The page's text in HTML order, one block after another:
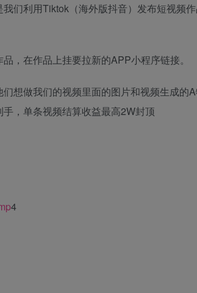
们利用Tiktok（海外版抖音）发布短视频
，在作品上挂要拉新的APP小程序链接。
想做我们的视频里面的图片和视频生成的
，单条视频结算收益最高2W封顶
4